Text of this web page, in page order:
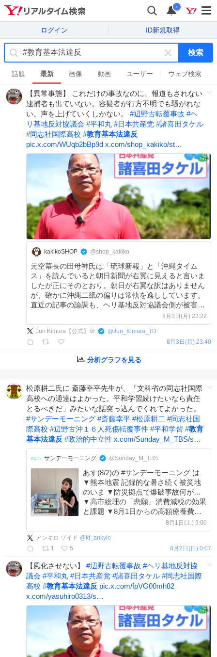
i
ログイン ID新規取得
キ
ー
ワ
ー
ド
を
消
検索
話題 最新 画像 動画 ユーザー ウェブ検索
【異常事態】 これだけの事故なのに、報道もされない
逮捕者も出ていない。容疑者が行方不明でも騒がれな
い。声を上げていくしかない。 #辺野古転覆事故 #ヘ
リ基地反対協議会 #平和丸 #日本共産党 #諸喜田タケル
#同志社国際高校 #教育基本法違反
pic.x.com/WUqb2bBp9d x.com/shop_kakiko/st…
kakikoSHOP @shop_kakiko
元空幕長の田母神氏は「琉球新報」と「沖縄タイム
ス」を読んでいると朝日新聞が右翼に見えると言いま
したが正にそのとおり。朝日が右翼な訳はありません
が、確かに沖縄二紙の偏りは常軌を逸ししています。
直近の記事の論調も、ヘリ基地反対協議会側が被害者
のような書きっぷりだ。平和学習をなくしては8月3日(月) 23:22
Jun Kimura【公式】🍪 @Jun_Kimura_TD
8月3日(月) 23:40
分析グラフを見る
松原耕二氏に 斎藤幸平先生が、「文科省の同志社国際
高校への通達はよかった。平和学習続けたいなら責任
とるべきだ」みたいな話突っ込んでくれてよかった。
#サンデーモーニング #斎藤幸平 #松原耕二 #同志社国
際高校 #辺野古沖１６人死傷転覆事件 #平和学習 #教育
基本法違反 #政治的中立性 x.com/Sunday_M_TBS/s…
サンデーモーニング @Sunday_M_TBS
あす(8/2)の #サンデーモーニング は
▼熊本地震 記録的な暑さ続く被災地
のいま ▼防災拠点で爆破事故何が…
▼高市総理の「悲願」消費減税の効果
と課題 ▼8月1日からの高額療養費見
直しで何が変わる？ #手作りフリッ
プ ▼温暖化に逆行する戦争「気候犯
罪」とは？ #風をよむ
8月1日(土) 9:00
アンキロ ゾイド @ kf_ankylo
1
5 8月2日(日) 0:07
【風化させない】 #辺野古転覆事故 #ヘリ基地反対協
議会 #平和丸 #日本共産党 #諸喜田タケル #同志社国際
高校 #教育基本法違反 pic.x.com/fpVG00mh82
x.com/yasuhiro0313/s…